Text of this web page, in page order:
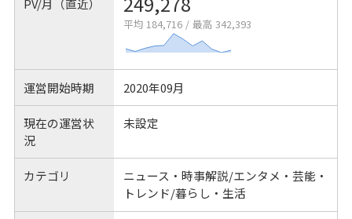
PV/月（直近）
平均 184,716 / 最高 342,393
運営開始時期 2020年09月
現在の運営状
況
未設定
カテゴリ
ニュース・時事解説/エンタメ・芸能・
トレンド/暮らし・生活